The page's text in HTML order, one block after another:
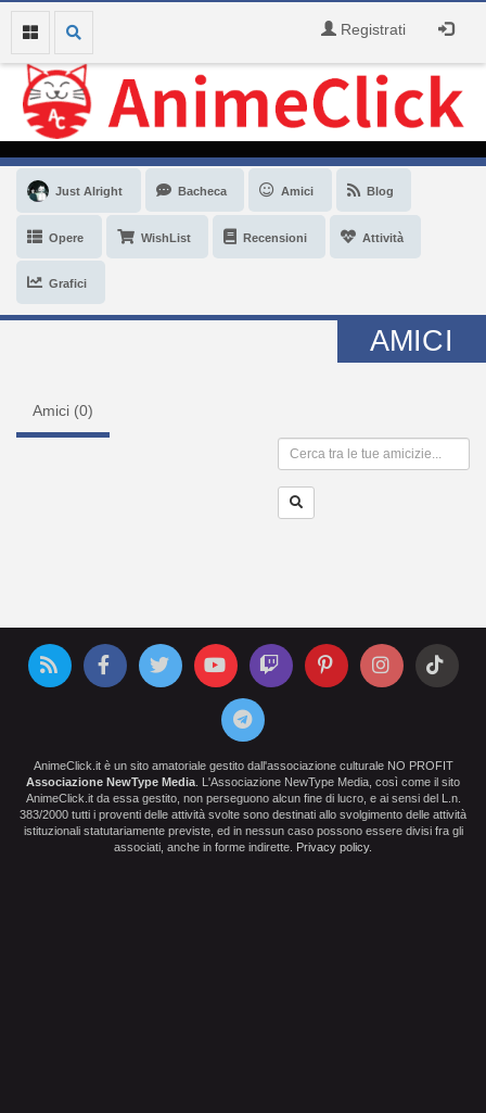
Registrati
Just Alright Bacheca Amici Blog
Opere WishList Recensioni Attività
Grafici
AMICI
Amici (0)
AnimeClick.it è un sito amatoriale gestito dall'associazione culturale NO PROFIT
Associazione NewType Media . L'Associazione NewType Media, così come il sito
AnimeClick.it da essa gestito, non perseguono alcun fine di lucro, e ai sensi del L.n.
383/2000 tutti i proventi delle attività svolte sono destinati allo svolgimento delle attività
istituzionali statutariamente previste, ed in nessun caso possono essere divisi fra gli
associati, anche in forme indirette. Privacy policy.